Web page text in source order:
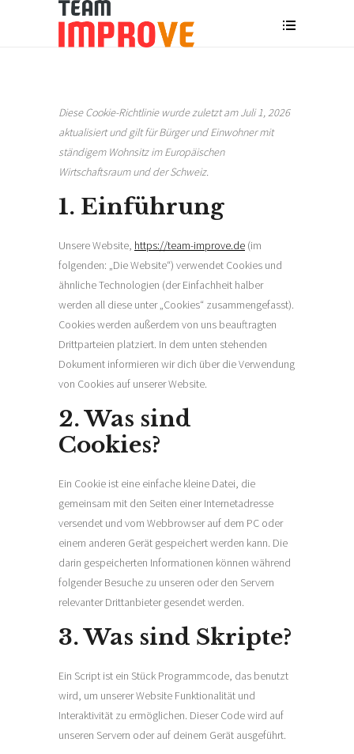
Diese Cookie-Richtlinie wurde zuletzt am Juli 1, 2026
aktualisiert und gilt für Bürger und Einwohner mit
ständigem Wohnsitz im Europäischen
Wirtschaftsraum und der Schweiz.
1. Einführung
Unsere Website, https://team-improve.de (im
folgenden: „Die Website“) verwendet Cookies und
ähnliche Technologien (der Einfachheit halber
werden all diese unter „Cookies“ zusammengefasst).
Cookies werden außerdem von uns beauftragten
Drittparteien platziert. In dem unten stehenden
Dokument informieren wir dich über die Verwendung
von Cookies auf unserer Website.
2. Was sind
Cookies?
Ein Cookie ist eine einfache kleine Datei, die
gemeinsam mit den Seiten einer Internetadresse
versendet und vom Webbrowser auf dem PC oder
einem anderen Gerät gespeichert werden kann. Die
darin gespeicherten Informationen können während
folgender Besuche zu unseren oder den Servern
relevanter Drittanbieter gesendet werden.
3. Was sind Skripte?
Ein Script ist ein Stück Programmcode, das benutzt
wird, um unserer Website Funktionalität und
Interaktivität zu ermöglichen. Dieser Code wird auf
unseren Servern oder auf deinem Gerät ausgeführt.